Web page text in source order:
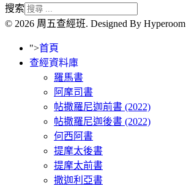
搜索
© 2026 周五查經班. Designed By Hyperoom
">首頁
查經資料庫
羅馬書
阿摩司書
帖撒羅尼迦前書 (2022)
帖撒羅尼迦後書 (2022)
何西阿書
提摩太後書
提摩太前書
撒迦利亞書